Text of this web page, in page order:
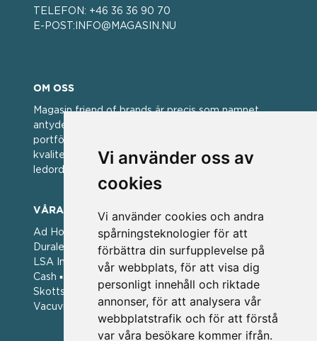
Vi använder oss av
cookies
Vi använder cookies och andra
spårningsteknologier för att
förbättra din surfupplevelse på
vår webbplats, för att visa dig
personligt innehåll och riktade
annonser, för att analysera vår
webbplatstrafik och för att förstå
var våra besökare kommer ifrån.
TELEFON: +46 36 36 90 70
E-POST: INFO@MAGASIN.NU
OM OSS
Magasin friend of brands är precis som namnet
antyder; en vän av varumärken. Vi har idag en stor
portfölj med välkända varumärken med hög
kvalitet. För oss har kvalitet alltid varit ett av
ledorden och som styrt vår verksamhet.
VÅRA VARUMÄRKEN
Ad Hoc ▪ Bialetti ▪ Cole & Mason ▪ Caps Me ▪
Duralex ▪ Forged ▪ G3 Ferrari ▪ Ken Hom ▪ Kilner ▪
LSA International ▪ Laguiole Style de Vie ▪ Mason
Cash ▪ Pintinox ▪ Plate-it ▪ Price and Kengsington ▪
Skottsberg ▪ Scandinavian Home ▪ Style de Vie ▪
Vacuvin ▪ Viners ▪ Zack ▪ Zyliss